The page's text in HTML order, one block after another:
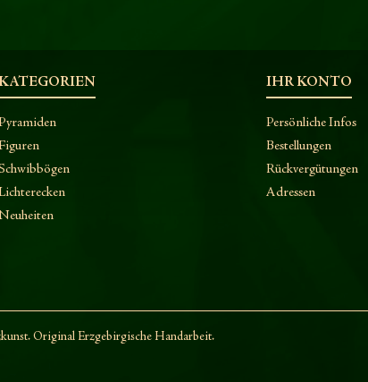
Figuren
IHR KONTO
Persönliche Infos
Bestellungen
Rückvergütungen
Adressen
Original Erzgebirgische Handarbeit.